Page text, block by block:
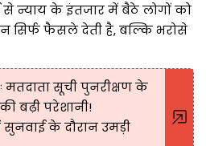
से न्याय के इंतजार में बैठे लोगों को
सिर्फ फैसले देती है, बल्कि भरोसे
मतदाता सूची पुनरीक्षण के
बढ़ी परेशानी!
के दौरान उमड़ी